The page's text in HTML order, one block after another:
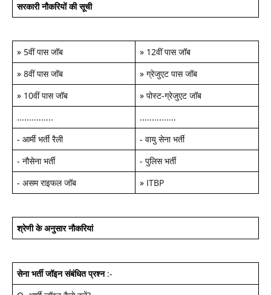
सरकारी नौकरियों की सूची
» 5वीं पास जॉब » 12वीं पास जॉब
» 8वीं पास जॉब » ग्रेजुएट पास जॉब
» 10वीं पास जॉब » पोस्ट-ग्रेजुएट जॉब
...............
...............
- आर्मी भर्ती रैली - वायु सेना भर्ती
- नौसेना भर्ती - पुलिस भर्ती
- असम राइफल जॉब » ITBP
श्रेणी के अनुसार नौकरियां
सेना भर्ती जॉइन संबंधित प्रश्न:-